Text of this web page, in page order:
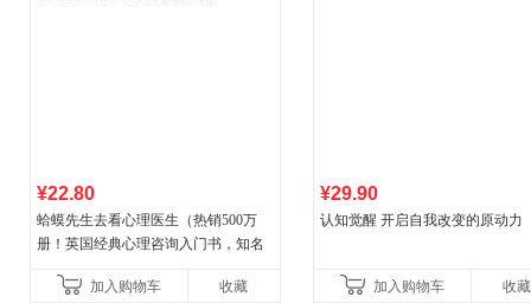
¥22.80
蛤蟆先生去看心理医生（热销500万
册！英国经典心理咨询入门书，知名
加入购物车
收藏
¥29.90
认知觉醒 开启自我改变的原动力
加入购物车 收藏